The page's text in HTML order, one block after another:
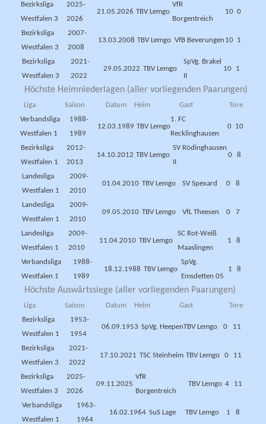
Bezirksliga
Westfalen 3
2025-
2026
21.05.2026 TBV Lemgo
VfR
Borgentreich
10 0
Bezirksliga
Westfalen 3
2007-
2008
13.03.2008 TBV Lemgo VfB Beverungen 10 1
Bezirksliga
Westfalen 3
2021-
2022
29.05.2022 TBV Lemgo
SpVg. Brakel
II
10 1
Höchste Heimniederlagen (aller vorliegenden Paarungen)
Liga Saison Datum Heim Gast
Tore
Verbandsliga
Westfalen 1
1988-
1989
12.03.1989 TBV Lemgo
1. FC
Recklinghausen
0 10
Bezirksliga
Westfalen 1
2012-
2013
14.10.2012 TBV Lemgo
SV Rödinghausen
II
0 8
Landesliga
Westfalen 1
2009-
2010
01.04.2010 TBV Lemgo SV Spexard 0 8
Landesliga
Westfalen 1
2009-
2010
09.05.2010 TBV Lemgo VfL Theesen 0 7
Landesliga
Westfalen 1
2009-
2010
11.04.2010 TBV Lemgo
SC Rot-Weiß
Maaslingen
1 8
Verbandsliga
Westfalen 1
1988-
1989
18.12.1988 TBV Lemgo
SpVg.
Emsdetten 05
1 8
Höchste Auswärtssiege (aller vorliegenden Paarungen)
Liga Saison Datum Heim Gast
Tore
Bezirksliga
Westfalen 1
1953-
1954
06.09.1953 SpVg. HeepenTBV Lemgo 0 11
Bezirksliga
Westfalen 3
2021-
2022
17.10.2021 TSC Steinheim TBV Lemgo 0 11
Bezirksliga
Westfalen 3
2025-
2026
09.11.2025
VfR
Borgentreich
TBV Lemgo 4 11
Verbandsliga
Westfalen 1
1963-
1964
16.02.1964 SuS Lage TBV Lemgo 1 8